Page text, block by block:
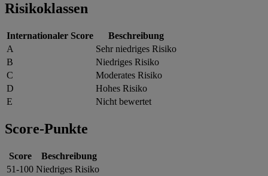
Risikoklassen
Internationaler Score
Beschreibung
A
Sehr niedriges Risiko
B
Niedriges Risiko
C
Moderates Risiko
D
Hohes Risiko
E
Nicht bewertet
Score-Punkte
Score
Beschreibung
51-100 Niedriges Risiko